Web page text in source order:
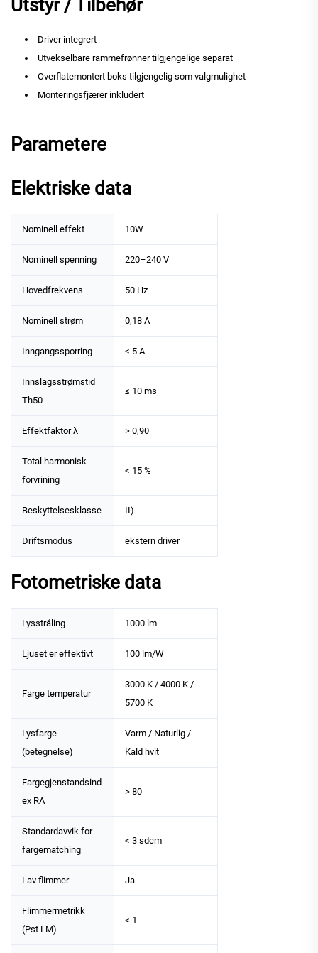
Utstyr / Tilbehør
Driver integrert
Utvekselbare rammefrønner tilgjengelige separat
Overflatemontert boks tilgjengelig som valgmulighet
Monteringsfjærer inkludert
Parametere
Elektriske data
Nominell effekt 10W
Nominell spenning 220–240 V
Hovedfrekvens 50 Hz
Nominell strøm 0,18 A
Inngangssporring ≤ 5 A
Innslagsstrømstid
Th50
≤ 10 ms
Effektfaktor λ > 0,90
Total harmonisk
forvrining
< 15 %
Beskyttelsesklasse II)
Driftsmodus ekstern driver
Fotometriske data
Lysstråling 1000 lm
Ljuset er effektivt 100 lm/W
Farge temperatur
3000 K / 4000 K /
5700 K
Lysfarge
(betegnelse)
Varm / Naturlig /
Kald hvit
Fargegjenstandsind
ex RA
> 80
Standardavvik for
fargematching
< 3 sdcm
Lav flimmer Ja
Flimmermetrikk
(Pst LM)
< 1